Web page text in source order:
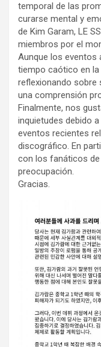
temporal de las
curarse mental y
de Kim Garam, LE
miembros por el
Aunque los eventos
tiempo caótico en la
reflexionando sobre
una comprensión
Finalmente, nos
inquietudes debido
eventos recientes
discográfico. En
con los fanáticos de
preocupación.
Gracias.